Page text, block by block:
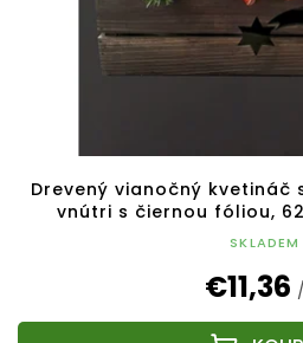
Drevený vianočný kvetináč
vnútri s čiernou fóliou,
výrobok
SKLADEM
€11,36